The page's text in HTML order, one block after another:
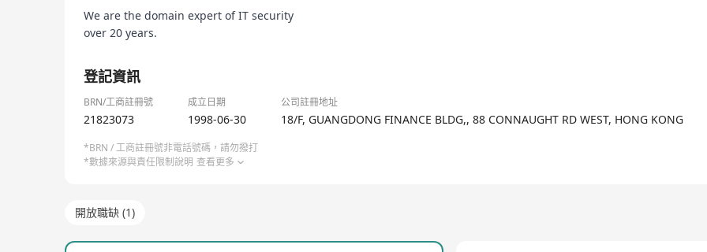
We are the domain expert of IT security
over 20 years.
登記資訊
BRN/工商註冊號 成立日期 公司註冊地址
21823073 1998-06-30 18/F, GUANGDONG FINANCE BLDG,, 88 CONNAUGHT RD WEST, HONG KONG
*BRN / 工商註冊號非電話號碼，請勿撥打
*數據來源與責任限制說明 查看更多
開放職缺 (1)